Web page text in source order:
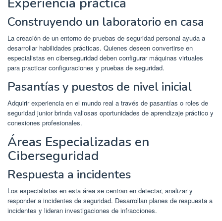
Construyendo un laboratorio en casa
La creación de un entorno de pruebas de seguridad personal ayuda a
desarrollar habilidades prácticas. Quienes deseen convertirse en
especialistas en ciberseguridad deben configurar máquinas virtuales
para practicar configuraciones y pruebas de seguridad.
Pasantías y puestos de nivel inicial
Adquirir experiencia en el mundo real a través de pasantías o roles de
seguridad junior brinda valiosas oportunidades de aprendizaje práctico y
conexiones profesionales.
Áreas Especializadas en
Ciberseguridad
Respuesta a incidentes
Los especialistas en esta área se centran en detectar, analizar y
responder a incidentes de seguridad. Desarrollan planes de respuesta a
incidentes y lideran investigaciones de infracciones.